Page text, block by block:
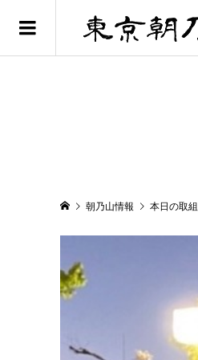
朝乃山情報 本日の取組